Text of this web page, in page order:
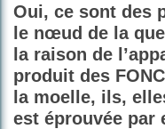
Oui, ce sont des
le nœud de la
la raison de
produit des
la moelle, ils,
est éprouvée par